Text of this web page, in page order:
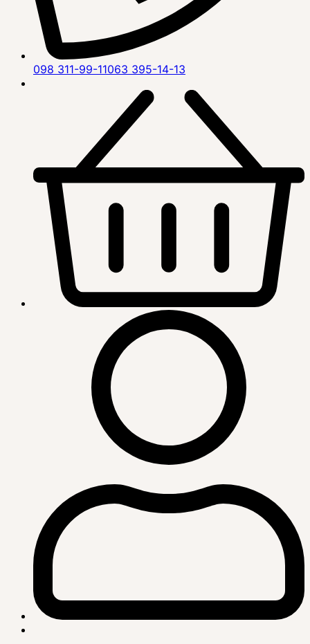
098 311-99-11063 395-14-13